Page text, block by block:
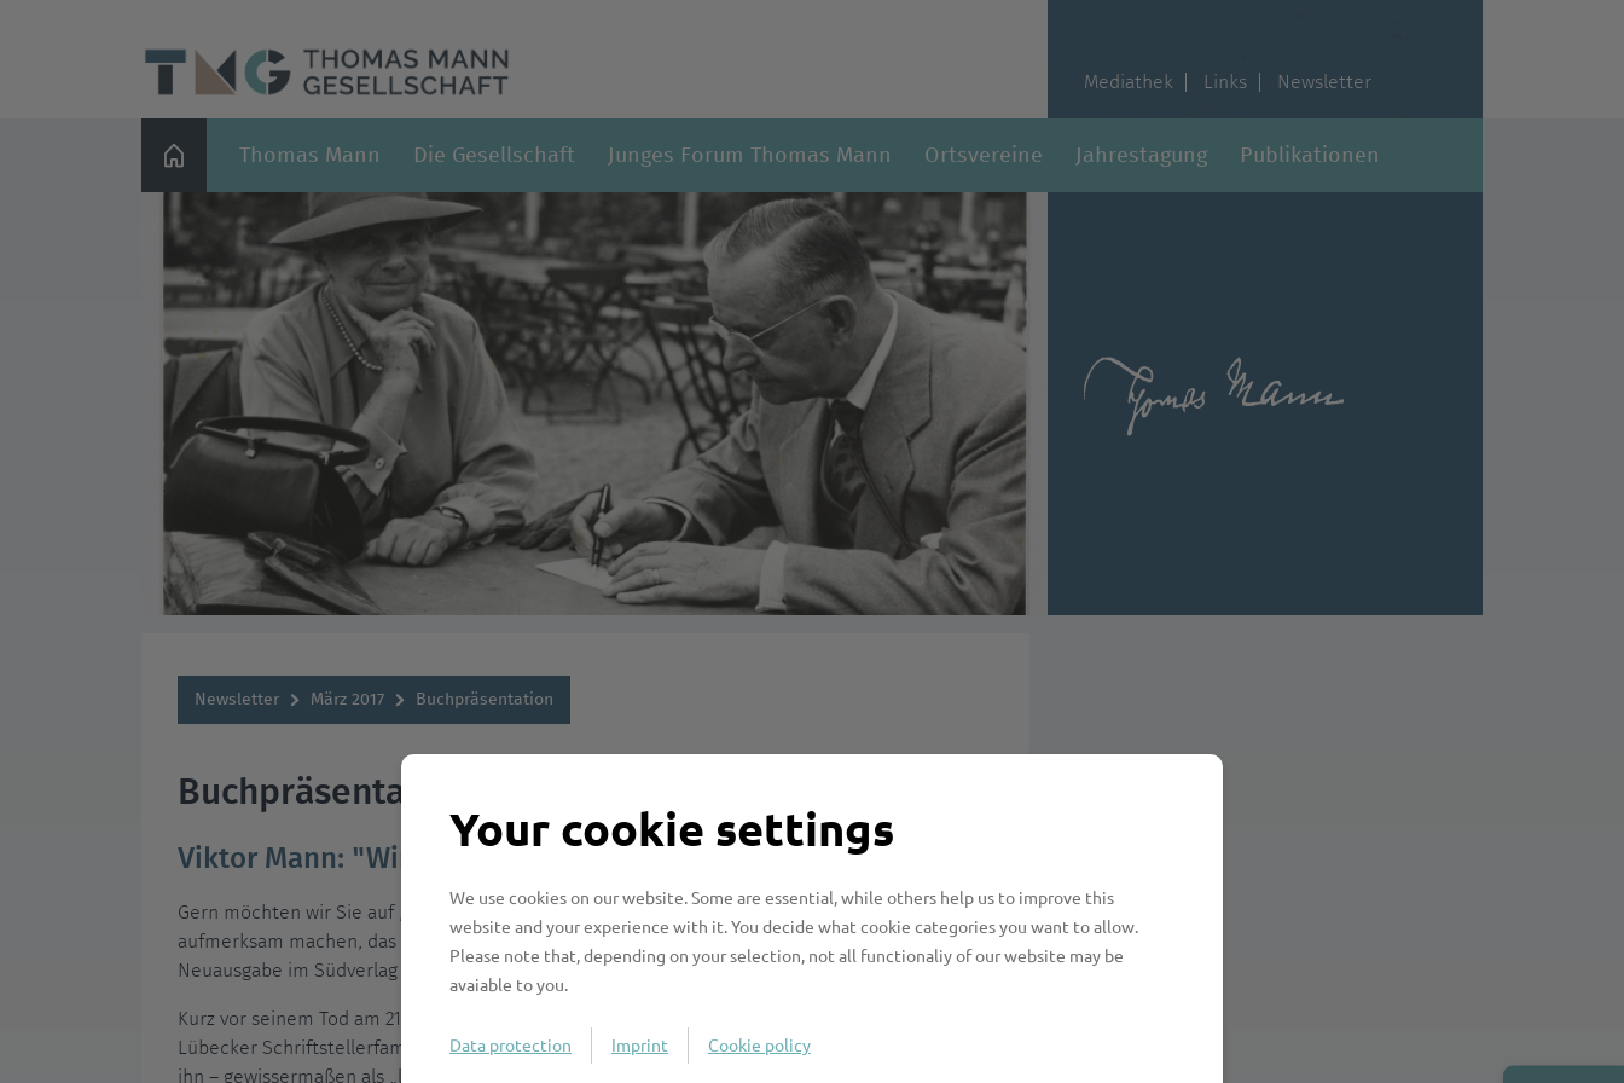
Mediathek Links Newsletter
Thomas Mann Die Gesellschaft Junges Forum Thomas Mann Ortsvereine Jahrestagung Publikationen
Newsletter März 2017 Buchpräsentation
Buchpräsentation
Viktor Mann: "Wir waren fünf"
Gern möchten wir Sie auf „Wir waren fünf. Bildnis der Familie Mann“ von Viktor Mann
aufmerksam machen, das am 13. März 2017 in einer erweiterten und vollständig überarbeiteten
Neuausgabe im Südverlag erscheint
Kurz vor seinem Tod am 21. April 1949 stellte Viktor Mann, der jüngste Spross der berühmten
Lübecker Schriftstellerfamilie, ein auto- und familienbiografisches Erinnerungsbuch fertig, das
ihn – gewissermaßen als „literarischen Quereinsteiger“ – noch in späten Lebensjahren in die
Your cookie settings
We use cookies on our website. Some are essential, while others help us to improve this
website and your experience with it. You decide what cookie categories you want to allow.
Please note that, depending on your selection, not all functionaliy of our website may be
avaiable to you.
Data protection Imprint Cookie policy